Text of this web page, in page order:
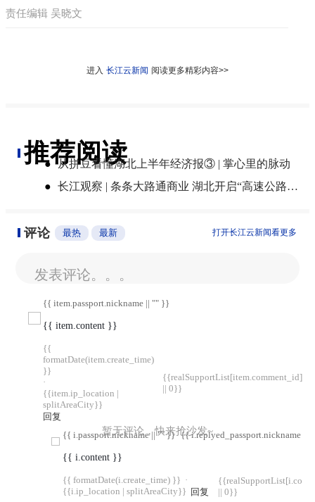
责任编辑 吴晓文
进入 长江云新闻 阅读更多精彩内容>>
推荐阅读
● 从拼豆看懂湖北上半年经济报③ | 掌心里的脉动
●
长江观察 | 条条大路通商业 湖北开启“高速公路+”新模式
评论 最热 最新 打开长江云新闻看更多
发表评论。。。
{{ item.passport.nickname || "" }}
{{ item.content }}
{{
formatDate(item.create_time)
}}
·
{{item.ip_location |
splitAreaCity}}
回复
{{realSupportList[item.comment_id]
|| 0}}
{{ i.passport.nickname || "" }} {{ i.replyed_passport.nickname ||
{{ i.content }}
{{ formatDate(i.create_time) }} ·
{{i.ip_location | splitAreaCity}} 回复
|| 0}}
暂无评论，快来抢沙发~